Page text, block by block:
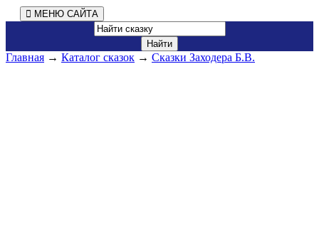
МЕНЮ САЙТА
Главная → Каталог сказок → Сказки Заходера Б.В.